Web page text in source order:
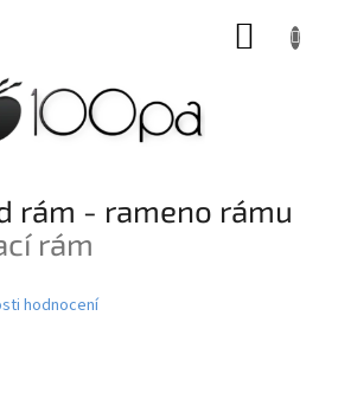
rám - rameno rámu
rám
hodnocení